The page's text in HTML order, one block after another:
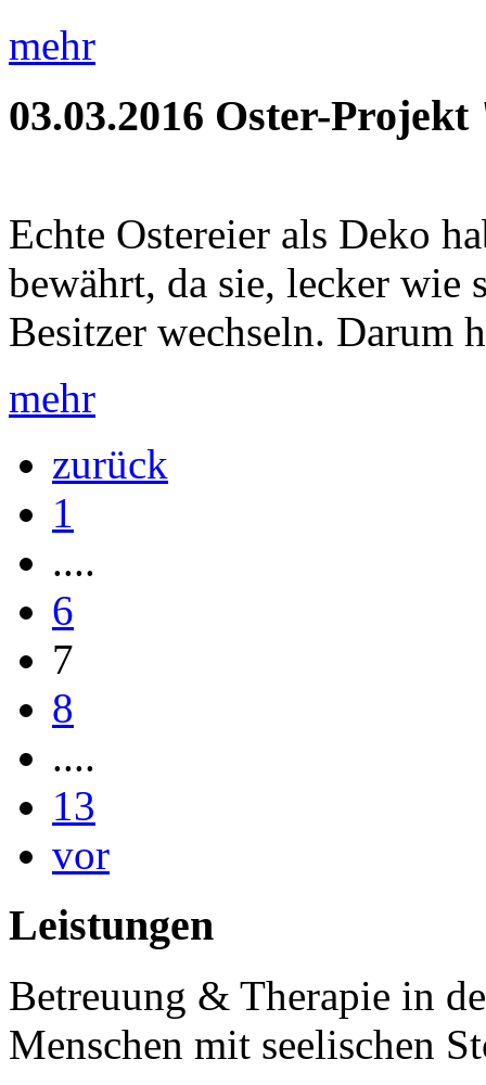
mehr
03.03.2016 Oster-
Echte Ostereier als Deko
bewährt, da sie, lecker wie
Besitzer wechseln. Darum
mehr
zurück
1
....
6
7
8
....
13
vor
Leistungen
Betreuung & Therapie in
Menschen mit seelischen